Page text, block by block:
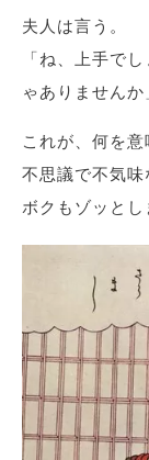
夫人は言う。
「ね、上手で
ゃありませんか
これが、何を意
不思議で不気味
ボクもゾッと